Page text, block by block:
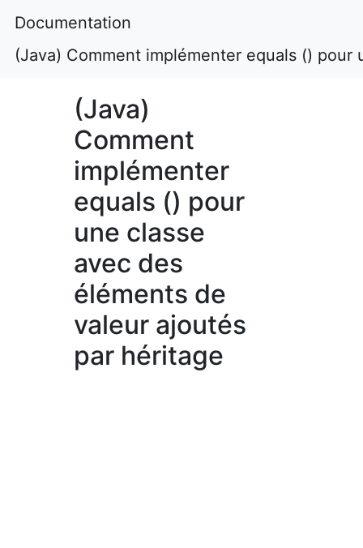
Documentation
(Java) Comment implémenter equals ()
(Java)
Comment
implémenter
equals () pour
une classe
avec des
éléments de
valeur ajoutés
par héritage